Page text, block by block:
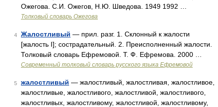
Ожегова. С.И. Ожегов, Н.Ю. Шведова. 1949 1992 …
Толковый словарь Ожегова
4 Жалостливый — прил. разг. 1. Склонный к жалости
[жалость I]; сострадательный. 2. Преисполненный жалости.
Толковый словарь Ефремовой. Т. Ф. Ефремова. 2000 …
Современный толковый словарь русского языка Ефремовой
5 жалостливый — жалостливый, жалостливая, жалостливое,
жалостливые, жалостливого, жалостливой, жалостливого,
жалостливых, жалостливому, жалостливой, жалостливому,